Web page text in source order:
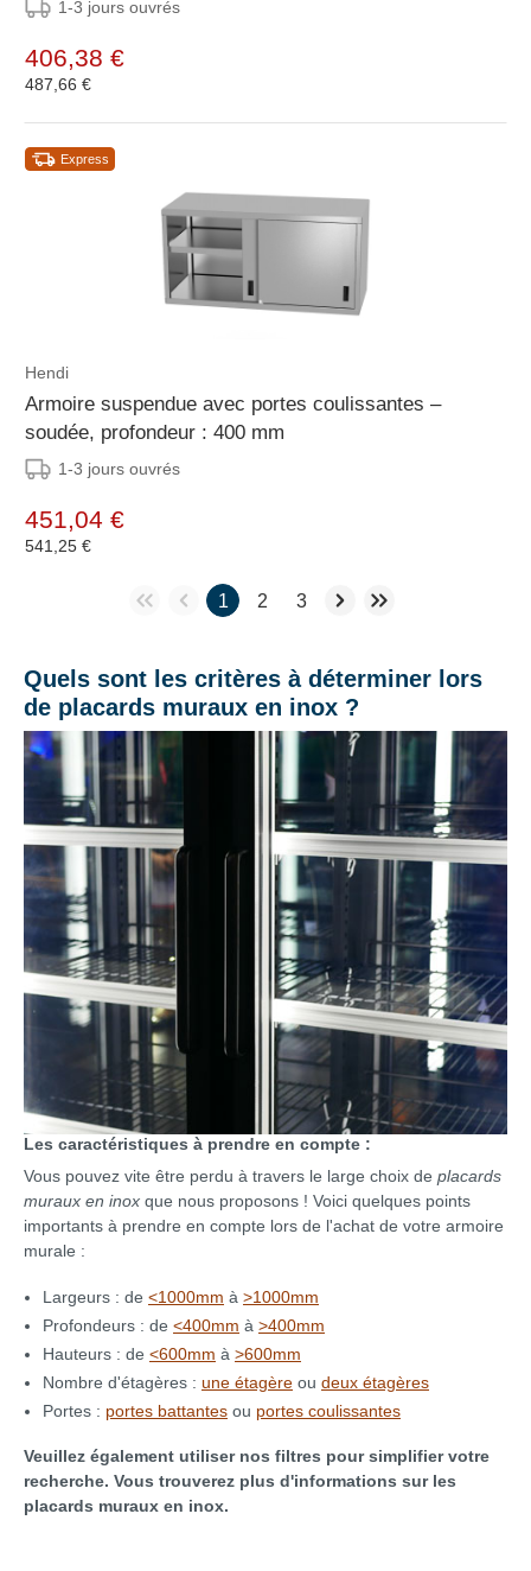
1-3 jours ouvrés
406,38 €
487,66 €
Express
Hendi
Armoire suspendue avec portes coulissantes –
soudée, profondeur : 400 mm
1-3 jours ouvrés
451,04 €
541,25 €
1 2 3
Quels sont les critères à déterminer lors
de placards muraux en inox ?
Les caractéristiques à prendre en compte :
Vous pouvez vite être perdu à travers le large choix de placards
muraux en inox que nous proposons ! Voici quelques points
importants à prendre en compte lors de l'achat de votre armoire
murale :
Largeurs : de <1000mm à >1000mm
Profondeurs : de <400mm à >400mm
Hauteurs : de <600mm à >600mm
Nombre d'étagères : une étagère ou deux étagères
Portes : portes battantes ou portes coulissantes
Veuillez également utiliser nos filtres pour simplifier votre
recherche. Vous trouverez plus d'informations sur les
placards muraux en inox.